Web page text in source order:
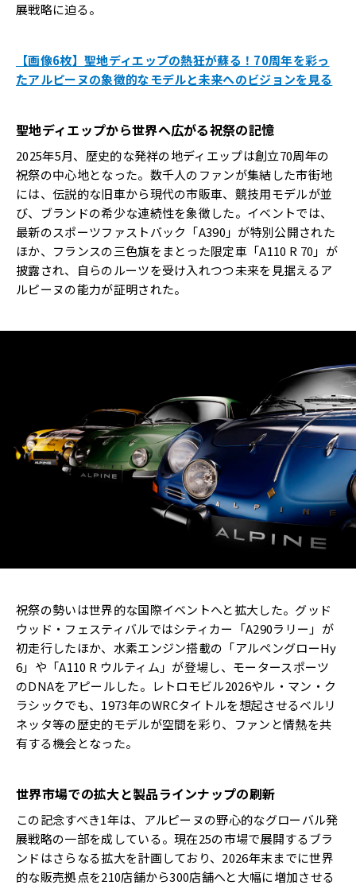
展戦略に迫る。
【画像6枚】聖地ディエップの熱狂が蘇る！70周年を彩っ
たアルピーヌの象徴的なモデルと未来へのビジョンを見る
聖地ディエップから世界へ広がる祝祭の記憶
2025年5月、歴史的な発祥の地ディエップは創立70周年の
祝祭の中心地となった。数千人のファンが集結した市街地
には、伝説的な旧車から現代の市販車、競技用モデルが並
び、ブランドの希少な連続性を象徴した。イベントでは、
最新のスポーツファストバック「A390」が特別公開された
ほか、フランスの三色旗をまとった限定車「A110 R 70」が
披露され、自らのルーツを受け入れつつ未来を見据えるア
ルピーヌの能力が証明された。
祝祭の勢いは世界的な国際イベントへと拡大した。グッド
ウッド・フェスティバルではシティカー「A290ラリー」が
初走行したほか、水素エンジン搭載の「アルペングローHy
6」や「A110 R ウルティム」が登場し、モータースポーツ
のDNAをアピールした。レトロモビル2026やル・マン・ク
ラシックでも、1973年のWRCタイトルを想起させるベルリ
ネッタ等の歴史的モデルが空間を彩り、ファンと情熱を共
有する機会となった。
世界市場での拡大と製品ラインナップの刷新
この記念すべき1年は、アルピーヌの野心的なグローバル発
展戦略の一部を成している。現在25の市場で展開するブラ
ンドはさらなる拡大を計画しており、2026年末までに世界
的な販売拠点を210店舗から300店舗へと大幅に増加させる